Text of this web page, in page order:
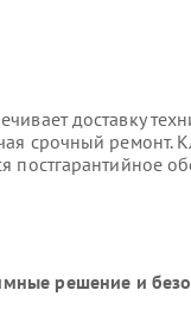
доставку
срочный ремонт.
постгарантийное
решение и